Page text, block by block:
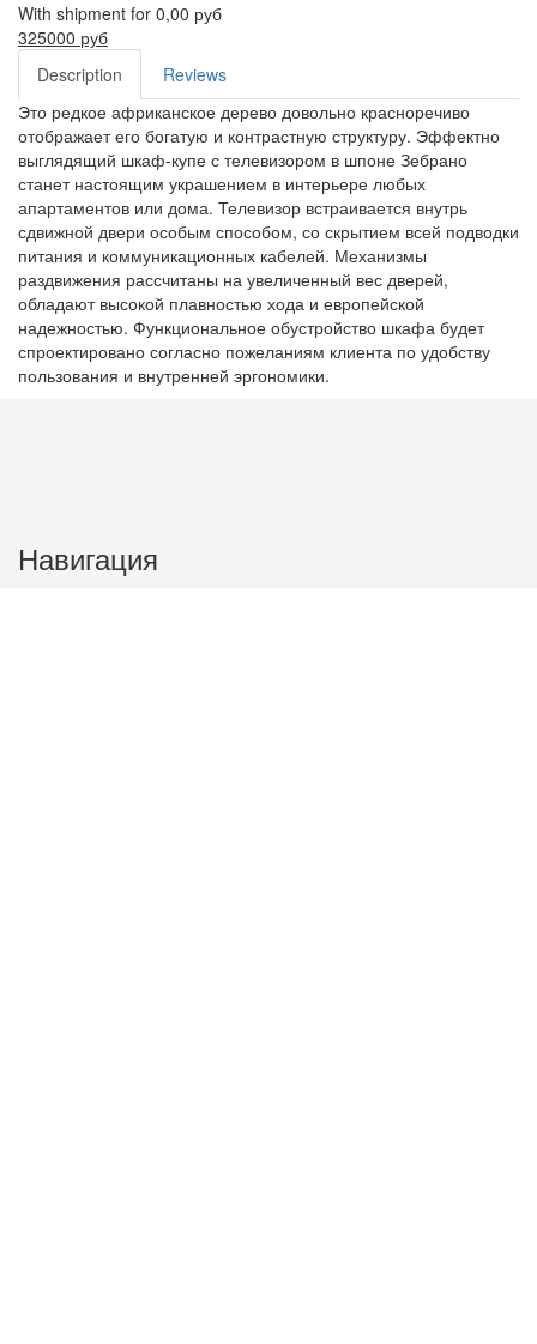
With shipment for 0,00 руб
325000 руб
Description
Reviews
Это редкое африканское дерево довольно красноречиво
отображает его богатую и контрастную структуру. Эффектно
выглядящий шкаф-купе с телевизором в шпоне Зебрано
станет настоящим украшением в интерьере любых
апартаментов или дома. Телевизор встраивается внутрь
сдвижной двери особым способом, со скрытием всей подводки
питания и коммуникационных кабелей. Механизмы
раздвижения рассчитаны на увеличенный вес дверей,
обладают высокой плавностью хода и европейской
надежностью. Функциональное обустройство шкафа будет
спроектировано согласно пожеланиям клиента по удобству
пользования и внутренней эргономики.
Навигация